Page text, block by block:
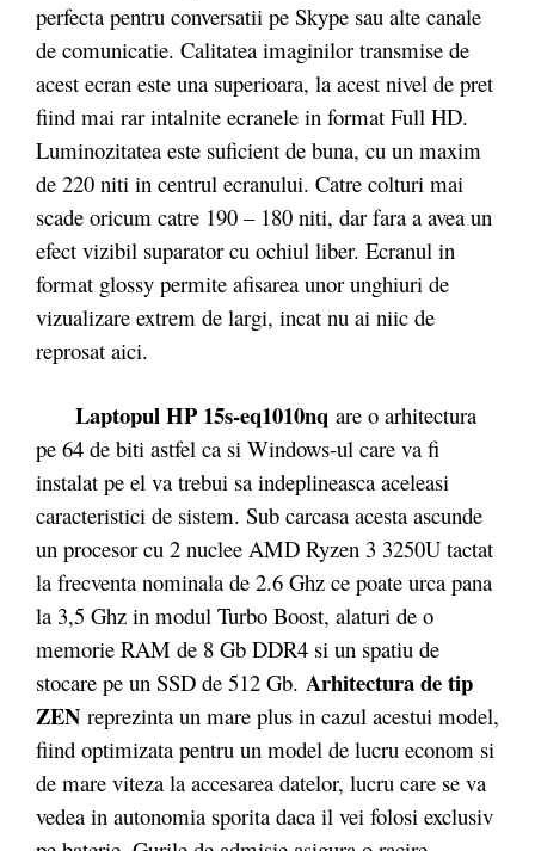
perfecta pentru conversatii pe Skype sau alte canale
de comunicatie. Calitatea imaginilor transmise de
acest ecran este una superioara, la acest nivel de pret
fiind mai rar intalnite ecranele in format Full HD.
Luminozitatea este suficient de buna, cu un maxim
de 220 niti in centrul ecranului. Catre colturi mai
scade oricum catre 190 – 180 niti, dar fara a avea un
efect vizibil suparator cu ochiul liber. Ecranul in
format glossy permite afisarea unor unghiuri de
vizualizare extrem de largi, incat nu ai niic de
reprosat aici.
Laptopul HP 15s-eq1010nq are o arhitectura
pe 64 de biti astfel ca si Windows-ul care va fi
instalat pe el va trebui sa indeplineasca aceleasi
caracteristici de sistem. Sub carcasa acesta ascunde
un procesor cu 2 nuclee AMD Ryzen 3 3250U tactat
la frecventa nominala de 2.6 Ghz ce poate urca pana
la 3,5 Ghz in modul Turbo Boost, alaturi de o
memorie RAM de 8 Gb DDR4 si un spatiu de
stocare pe un SSD de 512 Gb. Arhitectura de tip
ZEN reprezinta un mare plus in cazul acestui model,
fiind optimizata pentru un model de lucru econom si
de mare viteza la accesarea datelor, lucru care se va
vedea in autonomia sporita daca il vei folosi exclusiv